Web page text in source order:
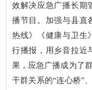
效解决应急广播长期
播节目。加强与县直
热线》《健康与卫生
行播报，用乡音拉近
果，应急广播成为了
干群关系的“连心桥”